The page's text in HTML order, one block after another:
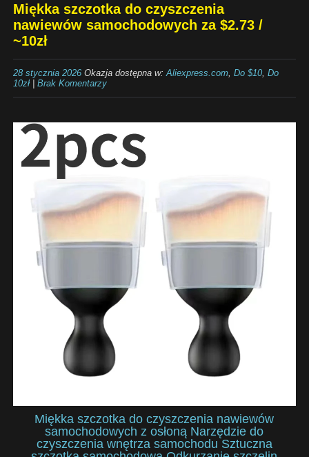
Miękka szczotka do czyszczenia
nawiewów samochodowych za $2.73 /
~10zł
28 stycznia 2026Okazja dostępna w: Aliexpress.com, Do $10, Do
10zł| Brak Komentarzy
Miękka szczotka do czyszczenia nawiewów
samochodowych z osłoną Narzędzie do
czyszczenia wnętrza samochodu Sztuczna